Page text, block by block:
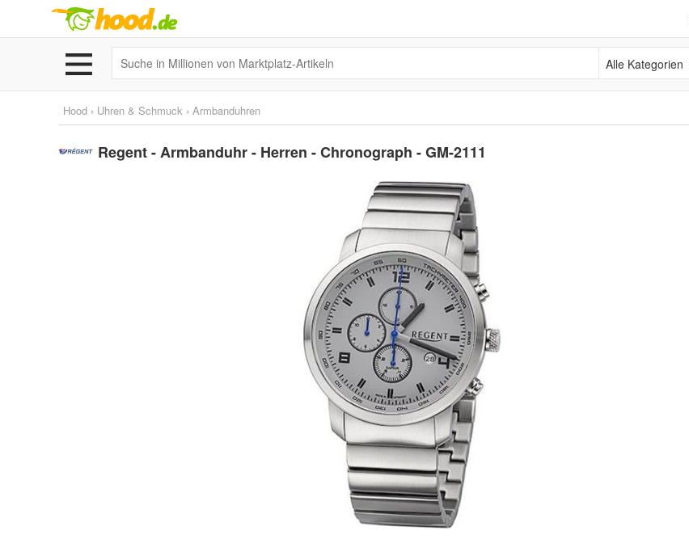
Alle Kategorien
Hood › Uhren & Schmuck › Armbanduhren
Regent - Armbanduhr - Herren - Chronograph - GM-2111